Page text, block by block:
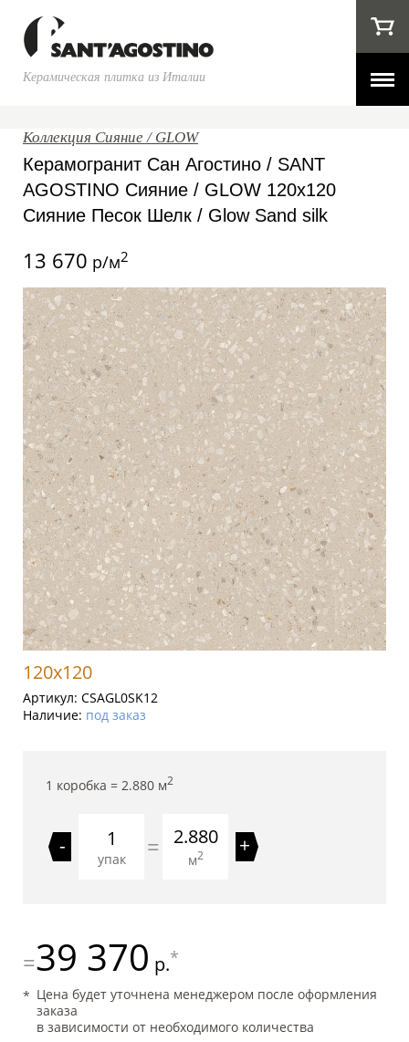
Керамическая плитка из Италии
Коллекция Сияние / GLOW
Керамогранит Сан Агостино / SANT
AGOSTINO Сияние / GLOW 120x120
Сияние Песок Шелк / Glow Sand silk
13 670 р/м2
120x120
Артикул: CSAGL0SK12
Наличие: под заказ
1 коробка = 2.880 м2
-
упак = 2.880
м2 +
=39 370 р.*
Цена будет уточнена менеджером после оформления
заказа
в зависимости от необходимого количества